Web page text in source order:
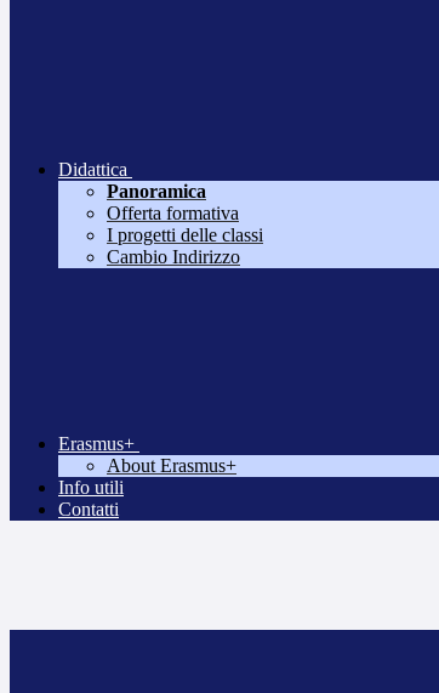
Didattica
Panoramica
Offerta formativa
I progetti delle classi
Cambio Indirizzo
Erasmus+
About Erasmus+
Info utili
Contatti